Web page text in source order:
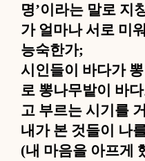
명’이라는 말로 지
가 얼마나 서로 미
능숙한가;
시인들이 바다가
로 뽕나무밭이 바
고 부르는 시기를
내가 본 것들이 나
(내 마음을 아프게